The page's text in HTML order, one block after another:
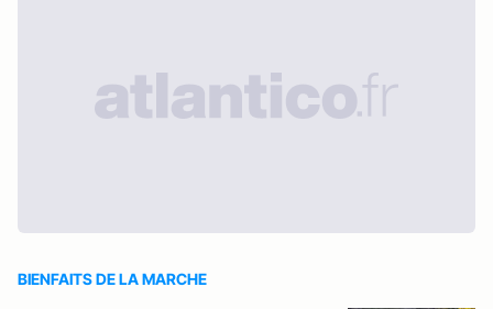
BIENFAITS DE LA MARCHE